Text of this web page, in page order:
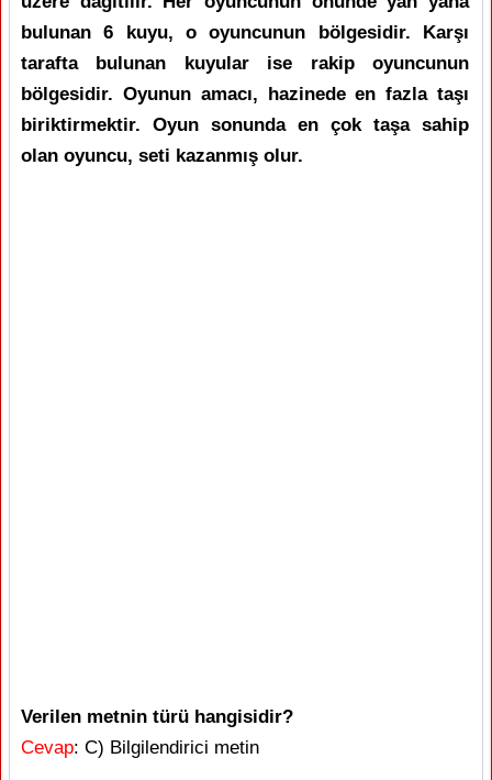
bulunan 6 kuyu, o oyuncunun bölgesidir. Karşı
tarafta bulunan kuyular ise rakip oyuncunun
bölgesidir. Oyunun amacı, hazinede en fazla taşı
biriktirmektir. Oyun sonunda en çok taşa sahip
olan oyuncu, seti kazanmış olur.
Verilen metnin türü hangisidir?
Cevap: C) Bilgilendirici metin